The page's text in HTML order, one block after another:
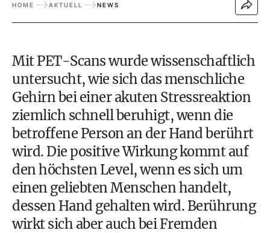
HOME AKTUELL NEWS
Mit PET-Scans wurde wissenschaftlich
untersucht, wie sich das menschliche
Gehirn bei einer akuten Stressreaktion
ziemlich schnell beruhigt, wenn die
betroffene Person an der Hand berührt
wird. Die positive Wirkung kommt auf
den höchsten Level, wenn es sich um
einen geliebten Menschen handelt,
dessen Hand gehalten wird. Berührung
wirkt sich aber auch bei Fremden